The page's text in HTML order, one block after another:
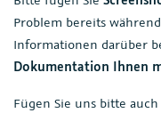
Problem bereits
Informationen darüber
Dokumentation Ihnen
Fügen Sie uns bitte auch